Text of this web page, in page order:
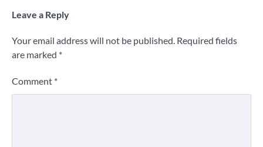
Leave a Reply
Your email address will not be published. Required fields
are marked *
Comment *